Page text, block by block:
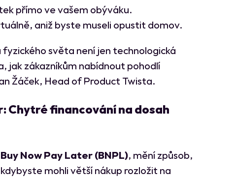
přímo ve vašem obýváku.
aniž byste museli opustit domov.
světa není jen technologická
jak zákazníkům nabídnout pohodlí
Žáček, Head of Product Twista.
Chytré financování na dosah
Buy Now Pay Later (BNPL), mění způsob,
mohli větší nákup rozložit na